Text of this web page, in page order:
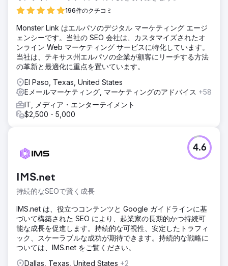
196件のクチコミ
Monster Link はエルパソのデジタル マーケティング エージ
ェンシーです。当社の SEO 会社は、カスタマイズされたオ
ンライン Web マーケティング サービスに特化しています。
当社は、テキサス州エルパソの企業が顧客にリーチする方法
の革新と最適化に重点を置いています。
El Paso, Texas, United States
Eメールマーケティング, マーケティングのアドバイス +58
IT, メディア・エンターテイメント
$2,500 - 5,000
IMS.net
持続的なSEOで賢く成長
4.6
IMS.net は、役立つコンテンツと Google ガイドラインに基
づいて構築された SEO により、起業家の長期的かつ持続可
能な成長を促進します。持続的な可視性、安定したトラフィ
ック、スケーラブルな成功が期待できます。持続的な戦略に
ついては、IMS.net をご覧ください。
Dallas, Texas, United States +2